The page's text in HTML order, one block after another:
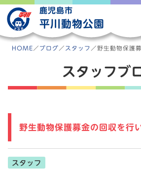
Skip
to
content
鹿児島市
平川動物公園
HOME ／ ブログ ／ スタッフ ／野生動物保護
スタッフブ
野生動物保護募金の回収を行
スタッフ